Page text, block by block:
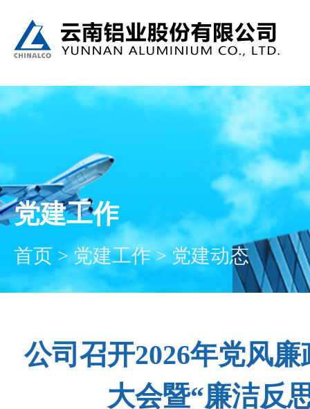
党建工作
首页 >党建工作>党建动态
公司召开2026年党风
大会暨“廉洁反